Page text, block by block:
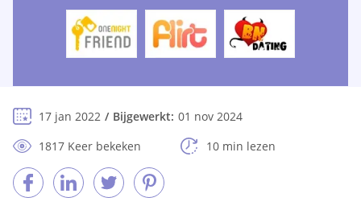
17 jan 2022 Bijgewerkt: 01 nov 2024
1817 Keer bekeken
10 min lezen